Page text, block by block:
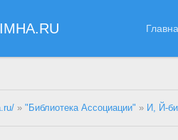
»"Библиотека Ассоциации" » И, Й-